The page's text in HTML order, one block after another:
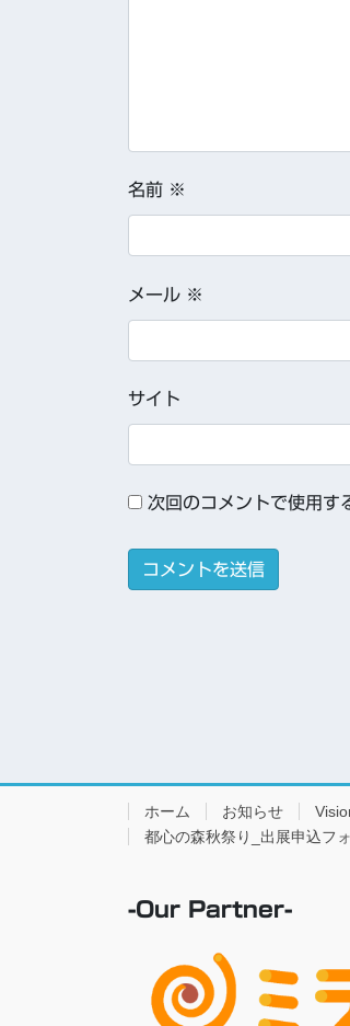
名前 ※
メール ※
サイト
次回のコメントで使用す
ホーム お知らせ
都心の森秋祭り_出展申込フ
-Our Partner-